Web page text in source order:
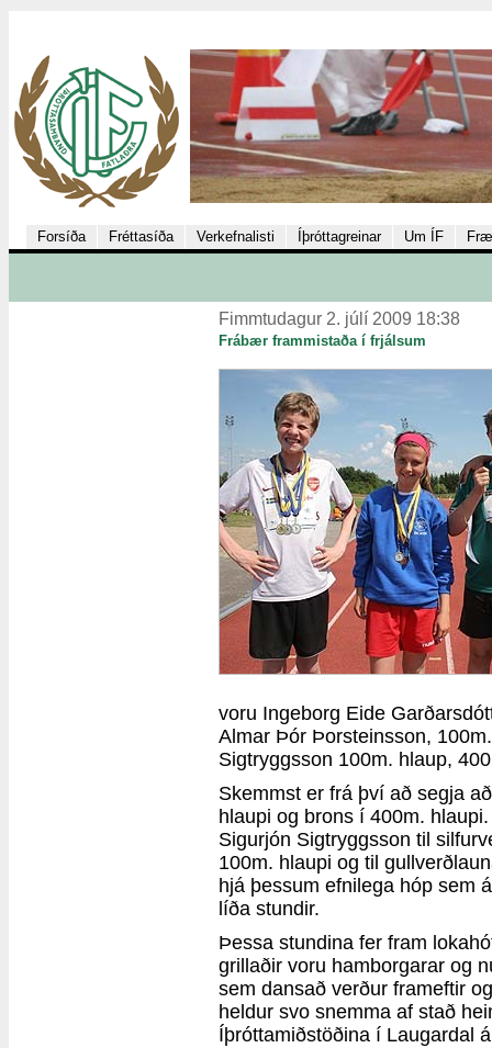
Forsíða Fréttasíða Verkefnalisti Íþróttagreinar Um ÍF
Fimmtudagur 2. júlí 2009 18:38
Frábær frammistaða í frjálsum
voru Ingeborg Eide
Almar Þór Þorsteinsson,
Sigtryggsson 100m. hlaup,
Skemmst er frá því að segja
hlaupi og brons í 400m.
Sigurjón Sigtryggsson til
100m. hlaupi og til
hjá þessum efnilega hóp sem
líða stundir.
Þessa stundina fer fram
grillaðir voru hamborgarar og
sem dansað verður frameftir
heldur svo snemma af stað
Íþróttamiðstöðina í Laugardal